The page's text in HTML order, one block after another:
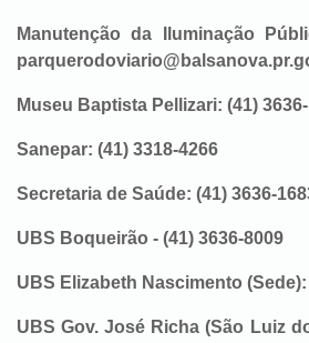
Manutenção da Iluminação
Museu Baptista Pellizari: (41)
Sanepar: (41) 3318-4266
Secretaria de Saúde: (41) 3636-
UBS Boqueirão - (41) 3636-8009
UBS Elizabeth Nascimento (Sede):
UBS Gov. José Richa (São Luiz